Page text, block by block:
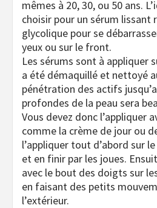
mêmes à 20, 30, ou 50 ans.
choisir pour un sérum lissant
glycolique pour se
yeux ou sur le front.
Les sérums sont à appliquer
a été démaquillé et nettoyé
pénétration des actifs
profondes de la peau sera
Vous devez donc l’appliquer
comme la crème de jour ou
l’appliquer tout d’abord sur
et en finir par les joues.
avec le bout des doigts sur
en faisant des petits
l’extérieur.